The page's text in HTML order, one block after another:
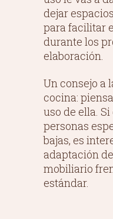
dejar
para facilitar
durante los
elaboración.
Un consejo a
cocina:
uso de ella.
personas
bajas, es
adaptación
mobiliario
estándar.